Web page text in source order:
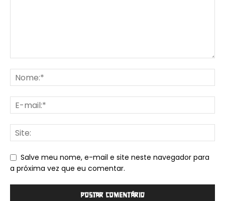
Salve meu nome, e-mail e site neste navegador para
a próxima vez que eu comentar.